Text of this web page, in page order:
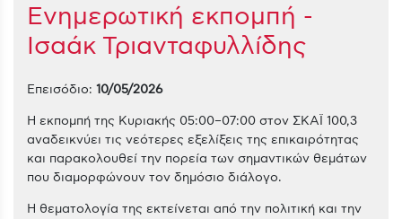
Ενημερωτική εκπομπή -
Ισαάκ Τριανταφυλλίδης
Επεισόδιο: 10/05/2026
Η εκπομπή της Κυριακής 05:00–07:00 στον ΣΚΑΪ 100,3
αναδεικνύει τις νεότερες εξελίξεις της επικαιρότητας
και παρακολουθεί την πορεία των σημαντικών θεμάτων
που διαμορφώνουν τον δημόσιο διάλογο.
Η θεματολογία της εκτείνεται από την πολιτική και την